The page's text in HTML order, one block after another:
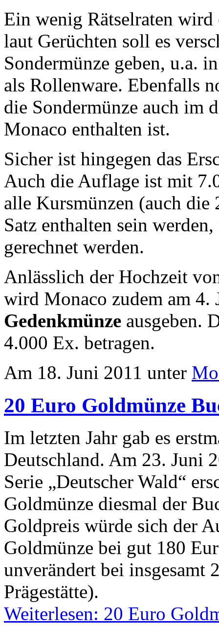
Ein wenig Rätselraten
laut Gerüchten soll es
Sondermünze geben, u.a.
als Rollenware. Ebenfalls
die Sondermünze auch im
Monaco enthalten ist.
Sicher ist hingegen das
Auch die Auflage ist mit
alle Kursmünzen (auch
Satz enthalten sein
gerechnet werden.
Anlässlich der Hochzeit
wird Monaco zudem am
Gedenkmünze ausgeben.
4.000 Ex. betragen.
Am 18. Juni 2011 unter
20 Euro Goldmünze
Im letzten Jahr gab es
Deutschland. Am 23. Juni
Serie „Deutscher Wald“
Goldmünze diesmal der
Goldpreis würde sich der
Goldmünze bei gut 180
unverändert bei insgesamt
Prägestätte).
Weiterlesen: 20 Euro